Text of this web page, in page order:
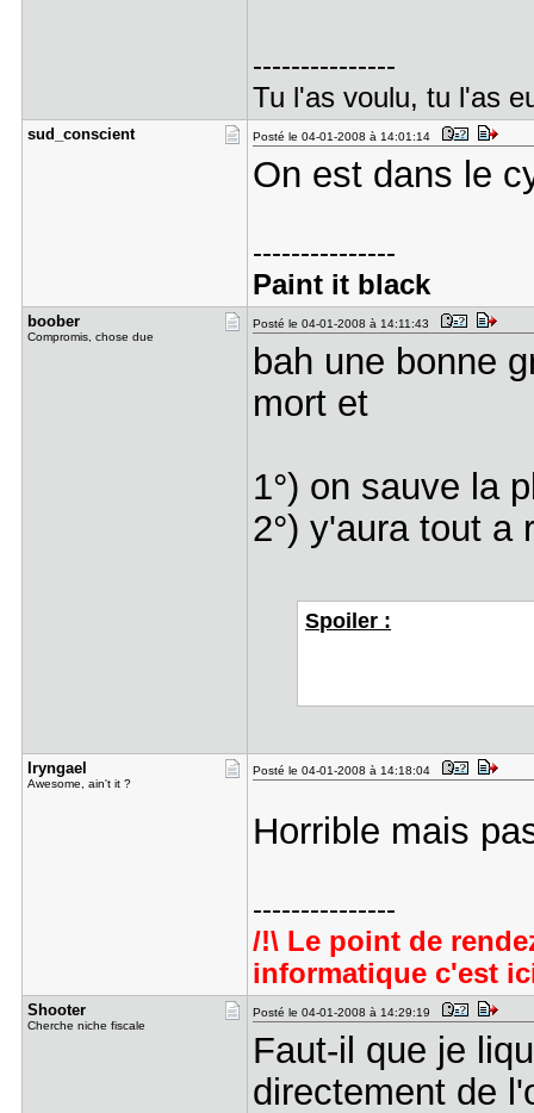
---------------
Tu l'as voulu, tu l'as
sud_consci​ent Posté le 04-01-2008 à 14:01:14
On est dans le
---------------
Paint it black
boober
Compromis, chose due
Posté le 04-01-2008 à 14:11:43
bah une bonne
mort et
1°) on sauve la
2°) y'aura tout a
Spoiler :
Iryngael
Awesome, ain't it ?
Posté le 04-01-2008 à 14:18:04
Horrible mais
---------------
/!\ Le point de
informatique c'est
Shooter
Cherche niche fiscale
Posté le 04-01-2008 à 14:29:19
Faut-il que je
directement de